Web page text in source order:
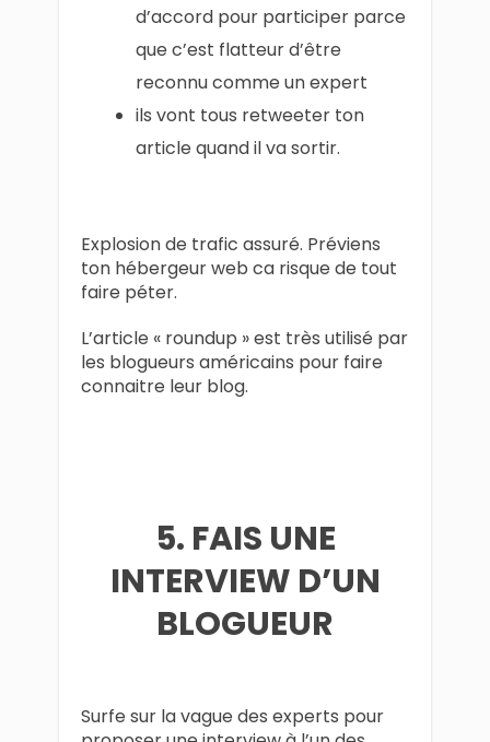
d’accord pour participer parce
que c’est flatteur d’être
reconnu comme un expert
ils vont tous retweeter ton
article quand il va sortir.
Explosion de trafic assuré. Préviens
ton hébergeur web ca risque de tout
faire péter.
L’article « roundup » est très utilisé par
les blogueurs américains pour faire
connaitre leur blog.
5. FAIS UNE
INTERVIEW D’UN
BLOGUEUR
Surfe sur la vague des experts pour